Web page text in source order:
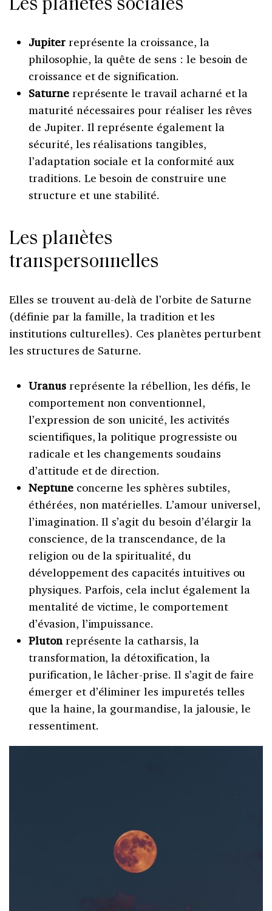
Les planètes sociales
Jupiterreprésente la croissance, la
philosophie, la quête de sens : le besoin de
croissance et de signification.
Saturnereprésente le travail acharné et la
maturité nécessaires pour réaliser les rêves
de Jupiter. Il représente également la
sécurité, les réalisations tangibles,
l’adaptation sociale et la conformité aux
traditions. Le besoin de construire une
structure et une stabilité.
Les planètes
transpersonnelles
Elles se trouvent au-delà de l’orbite de Saturne
(définie par la famille, la tradition et les
institutions culturelles). Ces planètes perturbent
les structures de Saturne.
Uranusreprésente la rébellion, les défis, le
comportement non conventionnel,
l’expression de son unicité, les activités
scientifiques, la politique progressiste ou
radicale et les changements soudains
d’attitude et de direction.
Neptuneconcerne les sphères subtiles,
éthérées, non matérielles. L’amour universel,
l’imagination. Il s’agit du besoin d’élargir la
conscience, de la transcendance, de la
religion ou de la spiritualité, du
développement des capacités intuitives ou
physiques. Parfois, cela inclut également la
mentalité de victime, le comportement
d’évasion, l’impuissance.
Plutonreprésente la catharsis, la
transformation, la détoxification, la
purification, le lâcher-prise. Il s’agit de faire
émerger et d’éliminer les impuretés telles
que la haine, la gourmandise, la jalousie, le
ressentiment.